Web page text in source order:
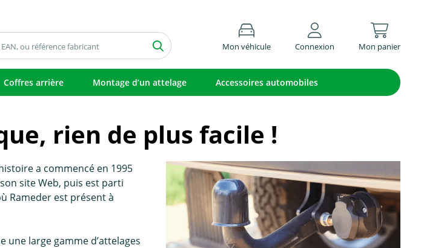
Mon véhicule Connexion Mon panier
Coffres arrière Montage d’un attelage Accessoires automobiles
rien de plus facile !
a commencé en 1995
site Web, puis est parti
Rameder est présent à
large gamme d’attelages